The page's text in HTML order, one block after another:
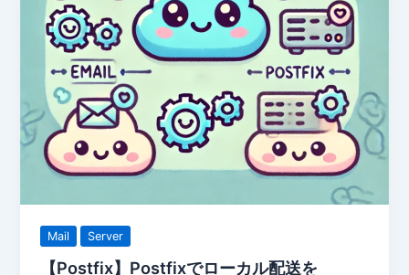
Mail Server
【Postfix】Postfixでローカル配送を